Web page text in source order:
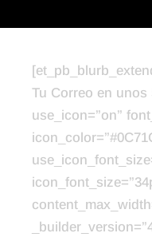
Tu Correo en unos
use_icon=”on”